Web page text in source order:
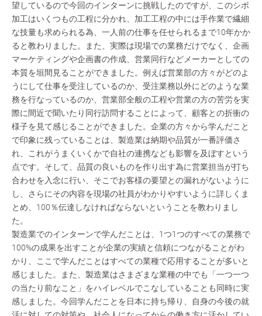
望しているので今回のインターンに挑戦したのですが、このシボ
加工はいくつもの工程に分かれ、加工工程の中には手作業で繊細
な技量も求められる為、一人前の仕事を任せられるまで10年かか
ると教わりました。また、実際は現場での業務だけでなく、企画
マーケティングや企画書の作成、営業同行などメーカーとしての
本質を垣間見ることができました。例えば営業部の方々がどのよ
うにして仕事を受注しているのか、受注業務以外にどのような業
務を行なっているのか、営業部全般の工程や営業の方の苦労を実
際に間近で聞いたり同行訪問することによって、顧客との折衝の
様子を見て感じることができました。企業の方々から学んだこと
で印象に残っていることは、製造業は納期や品質が一番評価さ
れ、これがうまくいくかで自社の連携なども影響を及ぼすという
点です。そして、品質の良いものを作り出す為に営業担当が打ち
合わせを入念に行い、そこでお客様の要望との漏れがないように
し、さらにその内容を現場の社員がわかりやすいように詳しくま
とめ、100％伝達しなければならないということを教わりまし
た。
製造業でのインターンで学んだことは、1つ1つのすべての業務で
100%の成果を出すことが企業の実績と信頼につながることがわ
かり、ここで学んだことはすべての業種で応用することが多いと
感じました。また、製造業はさまざまな業種の中でも「一つ一つ
の当たり前なこと」をハイレベルでこなしていることも同時に実
感しました。今回学んだことを日本に持ち帰り、自身の今後の就